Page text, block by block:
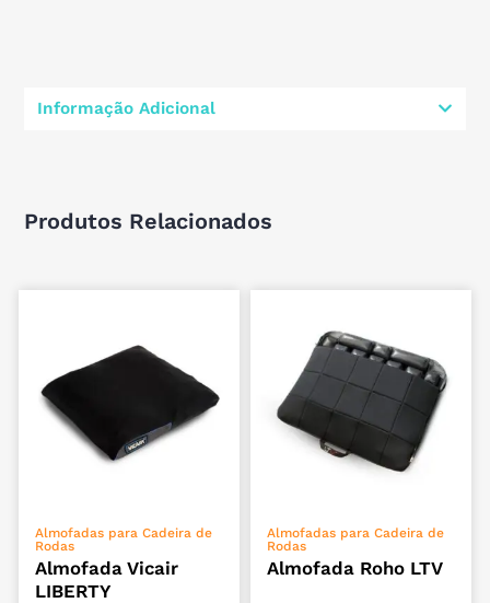
Informação Adicional
Produtos Relacionados
VER OPÇÕES
Almofadas para Cadeira de
Rodas
Almofada Vicair
LIBERTY
ADICIONAR
Almofadas para Cadeira de
Rodas
Almofada Roho LTV